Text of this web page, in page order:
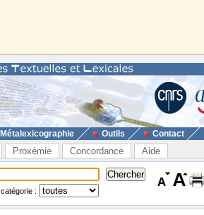
Métalexicographie Outils Contact
Proxémie Concordance Aide
catégorie :